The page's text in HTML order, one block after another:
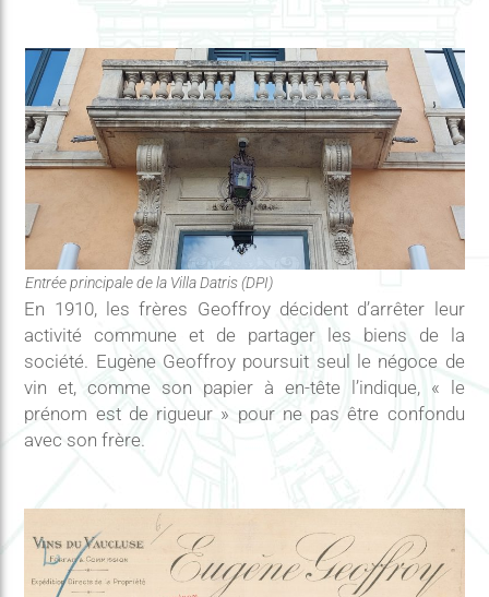
Entrée principale de la Villa Datris (DPI)
En 1910, les frères Geoffroy décident d’arrêter leur
activité commune et de partager les biens de la
société. Eugène Geoffroy poursuit seul le négoce de
vin et, comme son papier à en-tête l’indique, « le
prénom est de rigueur » pour ne pas être confondu
avec son frère.